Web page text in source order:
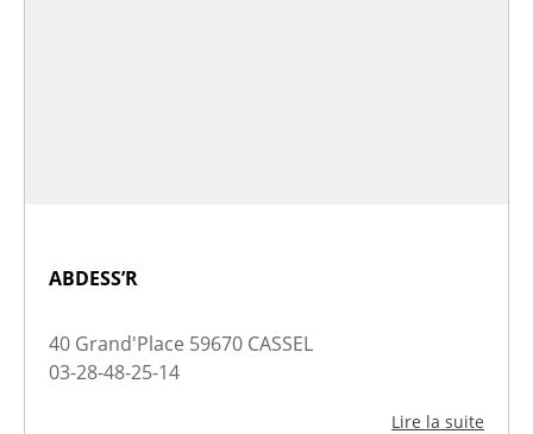
ABDESS’R
40 Grand'Place 59670 CASSEL
03-28-48-25-14
Lire la suite